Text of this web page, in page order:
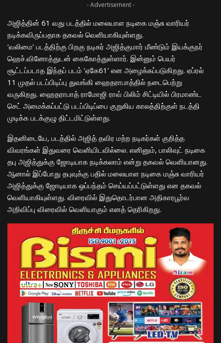
- Advertisement -
அஜித்தின் 61 வது படத்தில் மலையாள நடிகை மஞ்சு வாரியர்
நடிக்கவிருப்பதாக தகவல் வெளியாகியுள்ளது.
‘வலிமை’ படத்திற்கு பிறகு நடிகர் அஜித்குமார் மீண்டும் இயக்குநர்
ஹெச்.வினோத்துடன் கைகோத்துள்ளார். இன்னும் பெயர்
சூட்டப்படாத இந்தப் படம் ‘ஏகே61’ என அழைக்கப்படுகிறது. ஏப்ரல்
11 முதல் படப்பிடிப்பு துவங்கி ஹைதராபாத்தில் நடைபெற்று
வருகிறது. ஹைதராபாத் ராமோஜி ராவ் பிலிம் சிட்டியில் பிரமாண்ட
செட் அமைக்கப்பட்டு படப்பிடிப்பை குறுகிய காலத்திற்குள் நடத்தி
முடிக்க படக்குழு திட்டமிட்டுள்ளது.
இதனிடையே, படத்தில் அஜித் தவிர மற்ற நடிகர்கள் குறித்த
விவரங்கள் இதுவரை வெளியிடவில்லை. எனினும், பாலிவுட் நடிகை
தபு அஜித்துக்கு ஜோடியாக நடிக்கலாம் என்று தகவல் வெளியானது.
ஆனால் இப்போது தபுவுக்கு பதில் மலையாள நடிகை மஞ்சு வாரியர்
அஜித்துக்கு ஜோடியாக ஒப்பந்தம் செய்யப்பட்டுள்ளது என தகவல்
வெளியாகியுள்ளது. விரைவில் இதுதொடர்பான அதிகாரபூர்வ
அறிவிப்பு விரைவில் வெளியாகும் எனத் தெரிகிறது.